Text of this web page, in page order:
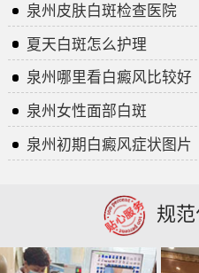
泉州皮肤白斑检查医院
夏天白斑怎么护理
泉州哪里看白癜风比较好
泉州女性面部白斑
泉州初期白癜风症状图片
规